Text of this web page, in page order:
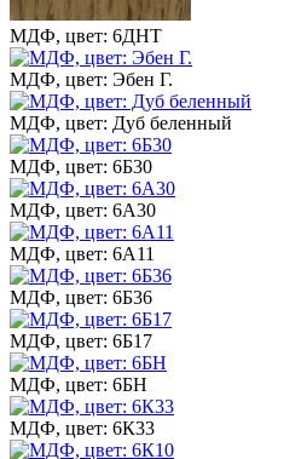
МДФ, цвет: 6ДНТ
МДФ, цвет: Эбен Г.
МДФ, цвет: Дуб беленный
МДФ, цвет: 6Б30
МДФ, цвет: 6А30
МДФ, цвет: 6А11
МДФ, цвет: 6Б36
МДФ, цвет: 6Б17
МДФ, цвет: 6БН
МДФ, цвет: 6К33